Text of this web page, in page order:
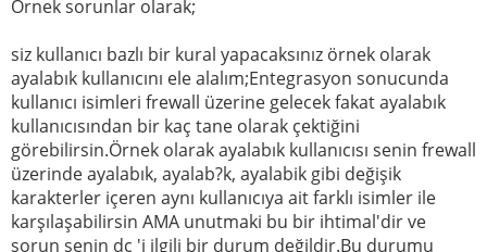
Örnek sorunlar olarak;
siz kullanıcı bazlı bir kural yapacaksınız örnek olarak
ayalabık kullanıcını ele alalım;Entegrasyon sonucunda
kullanıcı isimleri frewall üzerine gelecek fakat ayalabık
kullanıcısından bir kaç tane olarak çektiğini
görebilirsin.Örnek olarak ayalabık kullanıcısı senin frewall
üzerinde ayalabık, ayalab?k, ayalabik gibi değişik
karakterler içeren aynı kullanıcıya ait farklı isimler ile
karşılaşabilirsin AMA unutmaki bu bir ihtimal'dir ve
sorun senin dc 'i ilgili bir durum değildir.Bu durumu